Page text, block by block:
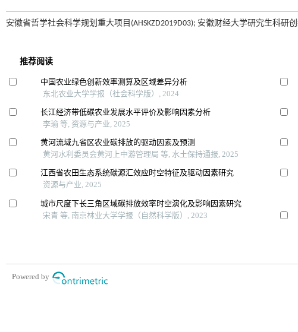
安徽省哲学社会科学规划重大项目(AHSKZD2019D03); 安徽财经大学研究生科研创